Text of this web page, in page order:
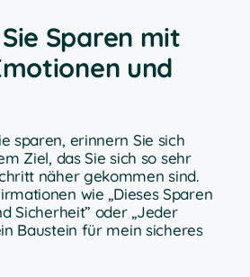
Sparen mit
und
sparen, erinnern Sie sich
Ziel, das Sie sich so sehr
näher gekommen sind.
wie „Dieses Sparen
Sicherheit” oder „Jeder
Baustein für mein sicheres